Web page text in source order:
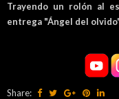
Trayendo un rolón al
entrega "Ángel del
Share: